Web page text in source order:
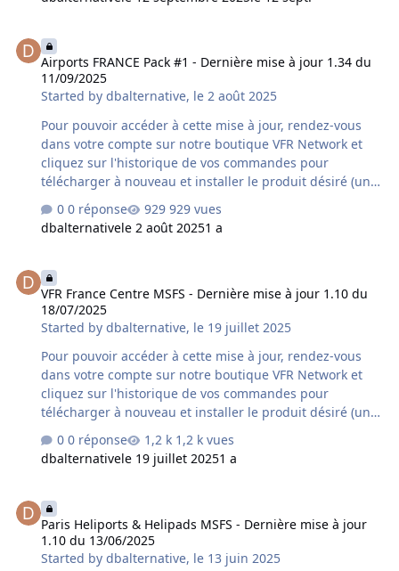
acquis le produit chez un autre revendeur assurez-vous
supplémentaire variable peut s'avérer nécessaire à la
mise à disposition de cette mise à jour par le revendeur
concerné. Contenu de la mise à jour version 1.30 du
20/12/2022 : - compatibilité GSX - correction…
Airports FRANCE Pack #1 - Dernière mise à jour 1.34 du
11/09/2025
Started bydbalternative, le 2 août 2025
Pour pouvoir accéder à cette mise à jour, rendez-vous
dans votre compte sur notre boutique VFR Network et
cliquez sur l'historique de vos commandes pour
télécharger à nouveau et installer le produit désiré (une
désinstallation préalable du produit déjà installé sur
votre ordinateur est fortement conseillée). Si vous avez
acquis le produit chez un autre revendeur assurez-vous
supplémentaire variable peut s'avérer nécessaire à la
mise à disposition de cette mise à jour par le revendeur
concerné. Contenu de la mise à jour version 1.34 du
11/09/2025 : - corrections compatibilité GSX (L…
0 réponse
929 vues
dbalternativele 2 août 20251 a
VFR France Centre MSFS - Dernière mise à jour 1.10 du
18/07/2025
Started bydbalternative, le 19 juillet 2025
Pour pouvoir accéder à cette mise à jour, rendez-vous
dans votre compte sur notre boutique VFR Network et
cliquez sur l'historique de vos commandes pour
télécharger à nouveau et installer le produit désiré (une
désinstallation préalable du produit déjà installé sur
votre ordinateur est fortement conseillée). Si vous avez
acquis le produit chez un autre revendeur assurez-vous
supplémentaire variable peut s'avérer nécessaire à la
mise à disposition de cette mise à jour par le revendeur
concerné. Contenu de la mise à jour version 1.10 du
0 réponse
1,2 k vues
dbalternativele 19 juillet 20251 a
Paris Heliports & Helipads MSFS - Dernière mise à jour
1.10 du 13/06/2025
Started bydbalternative, le 13 juin 2025